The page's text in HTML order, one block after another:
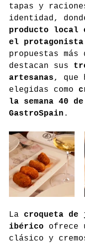
tapas y
identidad,
producto local
el protagonista
propuestas
destacan sus
artesanas, que
elegidas como
la semana 40
GastroSpain .
La croqueta de
ibérico ofrece
clásico y